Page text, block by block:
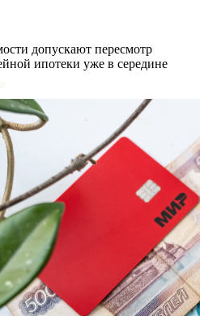
допускают пересмотр
ипотеки уже в середине